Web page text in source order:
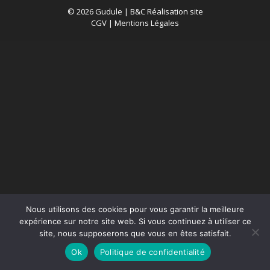
© 2026 Gudule | B&C Réalisation site
CGV | Mentions Légales
Nous utilisons des cookies pour vous garantir la meilleure
expérience sur notre site web. Si vous continuez à utiliser ce
site, nous supposerons que vous en êtes satisfait.
Ok
Politique de confidentialité